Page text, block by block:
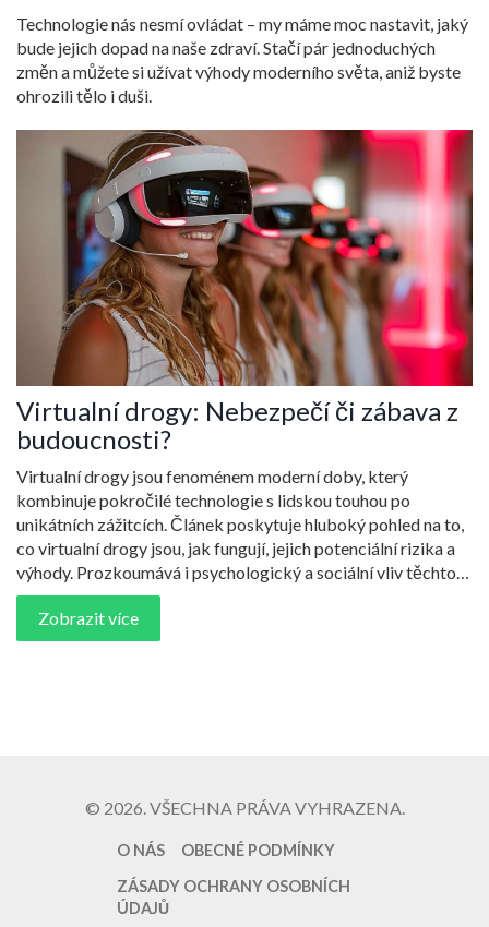
Technologie nás nesmí ovládat – my máme moc nastavit, jaký
bude jejich dopad na naše zdraví. Stačí pár jednoduchých
změn a můžete si užívat výhody moderního světa, aniž byste
ohrozili tělo i duši.
Virtualní drogy: Nebezpečí či zábava z
budoucnosti?
Virtualní drogy jsou fenoménem moderní doby, který
kombinuje pokročilé technologie s lidskou touhou po
unikátních zážitcích. Článek poskytuje hluboký pohled na to,
co virtualní drogy jsou, jak fungují, jejich potenciální rizika a
výhody. Prozkoumává i psychologický a sociální vliv těchto
digitálních substancí a nabízí tipy, jak se s jejich přítomností v
digitálním světě vyrovnat. Zároveň diskutuje kontroverze a
etické otázky, které virtualní drogy vyvolávají.
Zobrazit více
© 2026. VŠECHNA PRÁVA VYHRAZENA.
O NÁS
OBECNÉ PODMÍNKY
ZÁSADY OCHRANY OSOBNÍCH
ÚDAJŮ